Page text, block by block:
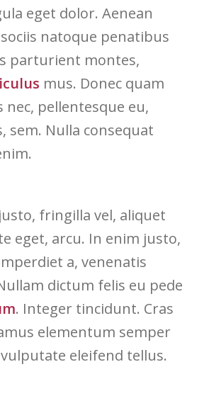
eget dolor. Aenean
natoque penatibus
parturient montes,
mus. Donec quam
nec, pellentesque eu,
sem. Nulla consequat
fringilla vel, aliquet
eget, arcu. In enim justo,
a, venenatis
dictum felis eu pede
. Integer tincidunt. Cras
elementum semper
eleifend tellus.